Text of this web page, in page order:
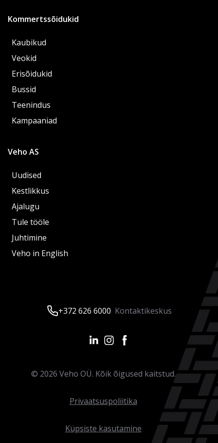
Kommertssõidukid
Kaubikud
Veokid
Erisõidukid
Bussid
Teenindus
Kampaaniad
Veho AS
Uudised
Kestlikkus
Ajalugu
Tule tööle
Juhtimine
Veho in English
+372 626 6000 Kontaktikeskus
© 2026 Veho OÜ. Kõik õigused kaitstud.
Privaatsuspoliitika
Küpsiste kasutamine